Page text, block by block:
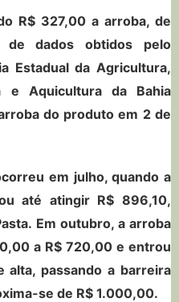
R$ 327,00 a arroba, de
de dados obtidos pelo
Estadual da Agricultura,
e Aquicultura da Bahia
do produto em 2 de
em julho, quando a
até atingir R$ 896,10,
Em outubro, a arroba
a R$ 720,00 e entrou
passando a barreira
se de R$ 1.000,00.